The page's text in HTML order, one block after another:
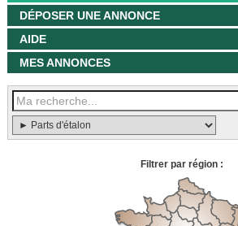
DÉPOSER UNE ANNONCE
AIDE
MES ANNONCES
Filtrer par région :